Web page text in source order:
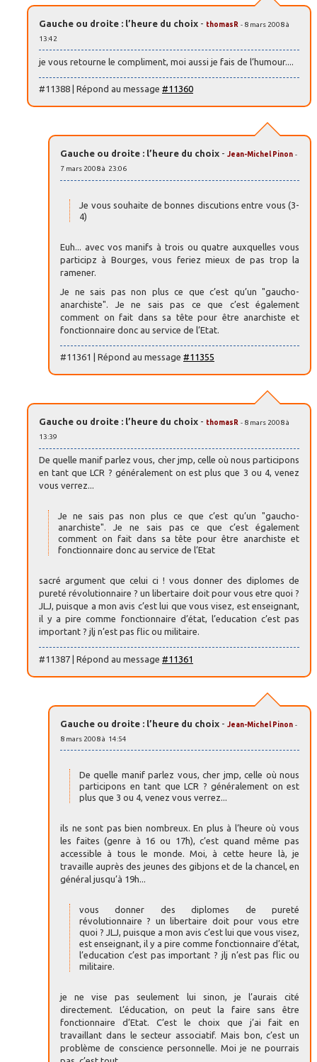
Gauche ou droite : l’heure du choix - thomasR - 8 mars 2008 à
13:42
je vous retourne le compliment, moi aussi je fais de l’humour....
#11388 | Répond au message #11360
Gauche ou droite : l’heure du choix - Jean-Michel Pinon -
7 mars 2008 à 23:06
Je vous souhaite de bonnes discutions entre vous (3-
4)
Euh... avec vos manifs à trois ou quatre auxquelles vous
participz à Bourges, vous feriez mieux de pas trop la
ramener.
Je ne sais pas non plus ce que c’est qu’un "gaucho-
anarchiste". Je ne sais pas ce que c’est également
comment on fait dans sa tête pour être anarchiste et
fonctionnaire donc au service de l’Etat.
#11361 | Répond au message #11355
Gauche ou droite : l’heure du choix - thomasR - 8 mars 2008 à
13:39
De quelle manif parlez vous, cher jmp, celle où nous participons
en tant que LCR ? généralement on est plus que 3 ou 4, venez
vous verrez...
Je ne sais pas non plus ce que c’est qu’un "gaucho-
anarchiste". Je ne sais pas ce que c’est également
comment on fait dans sa tête pour être anarchiste et
fonctionnaire donc au service de l’Etat
sacré argument que celui ci ! vous donner des diplomes de
pureté révolutionnaire ? un libertaire doit pour vous etre quoi ?
JLJ, puisque a mon avis c’est lui que vous visez, est enseignant,
il y a pire comme fonctionnaire d’état, l’education c’est pas
important ? jlj n’est pas flic ou militaire.
#11387 | Répond au message #11361
Gauche ou droite : l’heure du choix - Jean-Michel Pinon -
8 mars 2008 à 14:54
De quelle manif parlez vous, cher jmp, celle où nous
participons en tant que LCR ? généralement on est
plus que 3 ou 4, venez vous verrez...
ils ne sont pas bien nombreux. En plus à l’heure où vous
les faites (genre à 16 ou 17h), c’est quand même pas
accessible à tous le monde. Moi, à cette heure là, je
travaille auprès des jeunes des gibjons et de la chancel, en
général jusqu’à 19h...
vous donner des diplomes de pureté
révolutionnaire ? un libertaire doit pour vous etre
quoi ? JLJ, puisque a mon avis c’est lui que vous visez,
est enseignant, il y a pire comme fonctionnaire d’état,
l’education c’est pas important ? jlj n’est pas flic ou
militaire.
je ne vise pas seulement lui sinon, je l’aurais cité
directement. L’éducation, on peut la faire sans être
fonctionnaire d’Etat. C’est le choix que j’ai fait en
travaillant dans le secteur associatif. Mais bon, c’est un
problème de conscience personnelle. Moi je ne pourrais